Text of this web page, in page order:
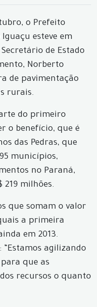
o Prefeito
esteve em
de Estado
Norberto
de pavimentação
rurais.
do primeiro
o benefício, que é
das Pedras, que
municípios,
no Paraná,
219 milhões.
que somam o valor
a primeira
em 2013.
agilizando
que as
recursos o quanto